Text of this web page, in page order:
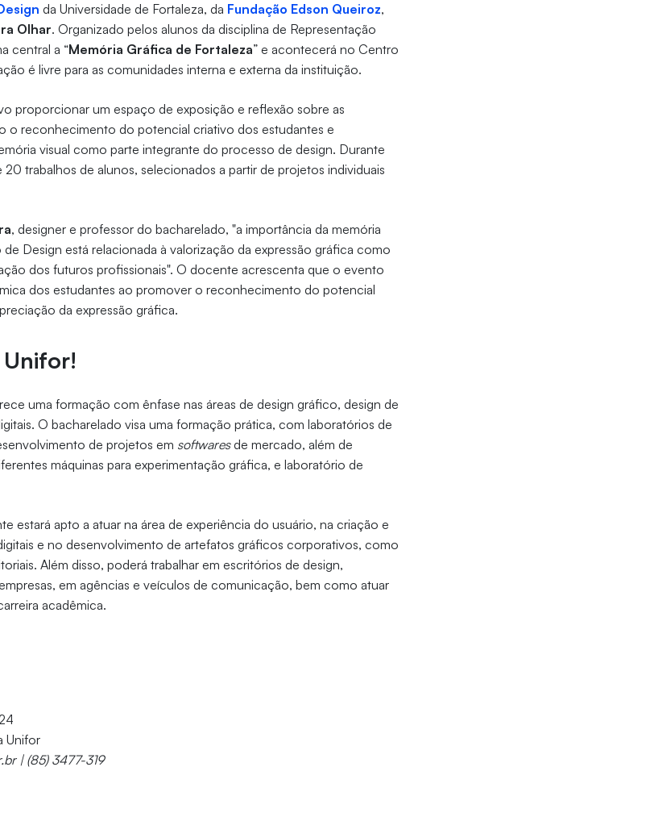
da Universidade de Fortaleza, da Fundação Edson Queiroz,
Olhar. Organizado pelos alunos da disciplina de Representação
central a “Memória Gráfica de Fortaleza” e acontecerá no Centro
é livre para as comunidades interna e externa da instituição.
proporcionar um espaço de exposição e reflexão sobre as
o reconhecimento do potencial criativo dos estudantes e
visual como parte integrante do processo de design. Durante
trabalhos de alunos, selecionados a partir de projetos individuais
, designer e professor do bacharelado, "a importância da memória
Design está relacionada à valorização da expressão gráfica como
dos futuros profissionais". O docente acrescenta que o evento
dos estudantes ao promover o reconhecimento do potencial
da expressão gráfica.
Unifor!
uma formação com ênfase nas áreas de design gráfico, design de
O bacharelado visa uma formação prática, com laboratórios de
de projetos em softwaresde mercado, além de
máquinas para experimentação gráfica, e laboratório de
estará apto a atuar na área de experiência do usuário, na criação e
e no desenvolvimento de artefatos gráficos corporativos, como
Além disso, poderá trabalhar em escritórios de design,
em agências e veículos de comunicação, bem como atuar
acadêmica.
Unifor
| (85) 3477-319